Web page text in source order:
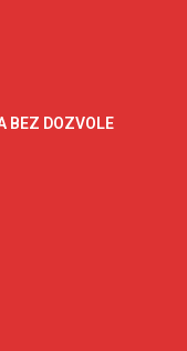
BEZ DOZVOLE